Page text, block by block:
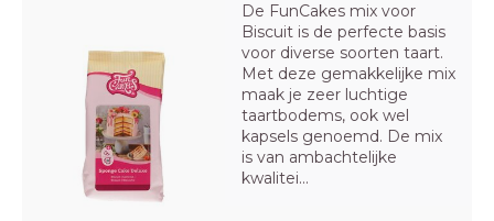
De FunCakes mix voor
Biscuit is de perfecte basis
voor diverse soorten taart.
Met deze gemakkelijke mix
maak je zeer luchtige
taartbodems, ook wel
kapsels genoemd. De mix
is van ambachtelijke
kwalitei...